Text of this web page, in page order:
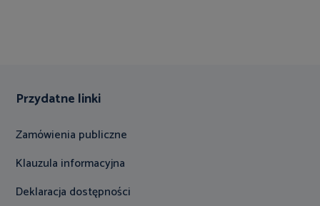
Przydatne linki
Zamówienia publiczne
Klauzula informacyjna
Deklaracja dostępności